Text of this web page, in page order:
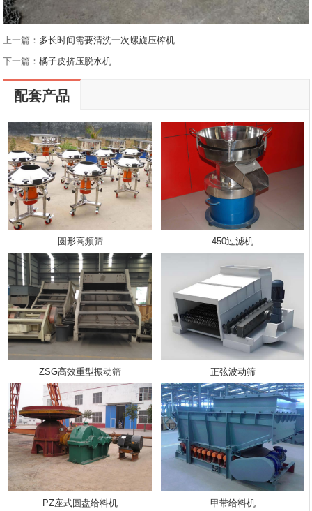
上一篇： 多长时间需要清洗一次螺旋压榨机
下一篇：橘子皮挤压脱水机
配套产品
圆形高频筛 450过滤机
ZSG高效重型振动筛 正弦波动筛
PZ座式圆盘给料机 甲带给料机